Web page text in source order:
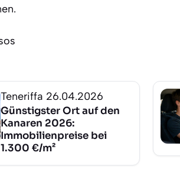
Teneriffa 26.04.2026
Günstigster Ort auf den
Kanaren 2026:
Immobilienpreise bei
1.300 €/m²